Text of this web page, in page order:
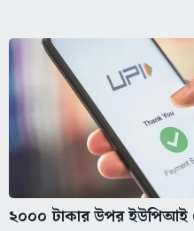
২০০০ টাকার উপর